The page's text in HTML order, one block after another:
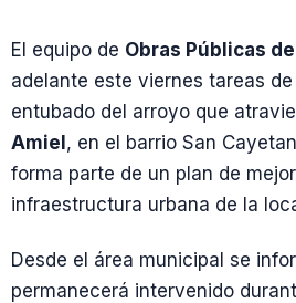
El equipo de Obras Públicas
adelante este viernes tareas
entubado del arroyo que
Amiel , en el barrio San
forma parte de un plan de
infraestructura urbana de la
Desde el área municipal se
permanecerá intervenido